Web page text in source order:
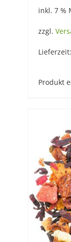
inkl. 7 %
zzgl.
Lieferzeit:
Produkt